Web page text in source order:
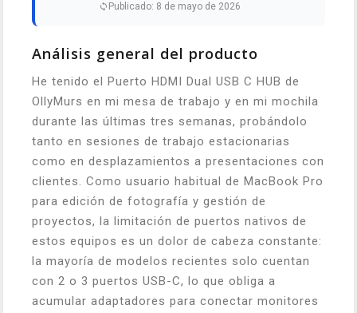
Publicado: 8 de mayo de 2026
Análisis general del producto
He tenido el Puerto HDMI Dual USB C HUB de
OllyMurs en mi mesa de trabajo y en mi mochila
durante las últimas tres semanas, probándolo
tanto en sesiones de trabajo estacionarias
como en desplazamientos a presentaciones con
clientes. Como usuario habitual de MacBook Pro
para edición de fotografía y gestión de
proyectos, la limitación de puertos nativos de
estos equipos es un dolor de cabeza constante:
la mayoría de modelos recientes solo cuentan
con 2 o 3 puertos USB-C, lo que obliga a
acumular adaptadores para conectar monitores